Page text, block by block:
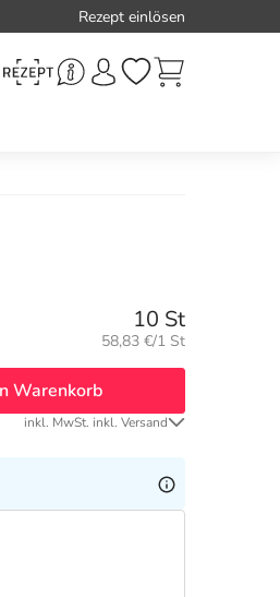
Rezept einlösen
10 St
Grundpreis:
58,83 €/1 St
Warenkorb
inkl. MwSt. inkl. Versand